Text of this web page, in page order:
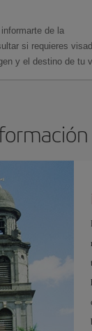
de la
si requieres
y el destino de tu